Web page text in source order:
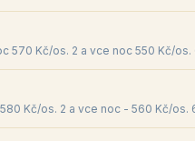
570 Kč/os. 2 a vce noc 550 Kč/
Kč/os. 2 a vce noc - 560 Kč/os.